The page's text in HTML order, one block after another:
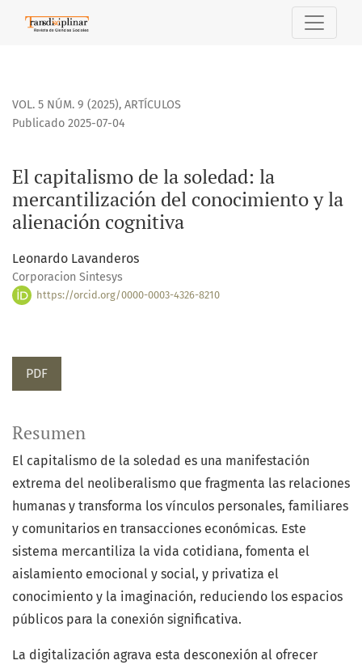
El capitalismo de la soledad: la mercantilización del
VOL. 5 NÚM. 9 (2025), ARTÍCULOS
El capitalismo de la soledad: la
mercantilización del conocimiento y la
alienación cognitiva
Publicado 2025-07-04
Leonardo Lavanderos
Corporacion Sintesys
https://orcid.org/0000-0003-4326-8210
PDF
Resumen
El capitalismo de la soledad es una manifestación
extrema del neoliberalismo que fragmenta las relaciones
humanas y transforma los vínculos personales, familiares
y comunitarios en transacciones económicas. Este
sistema mercantiliza la vida cotidiana, fomenta el
aislamiento emocional y social, y privatiza el
conocimiento y la imaginación, reduciendo los espacios
públicos para la conexión significativa.
La digitalización agrava esta desconexión al ofrecer